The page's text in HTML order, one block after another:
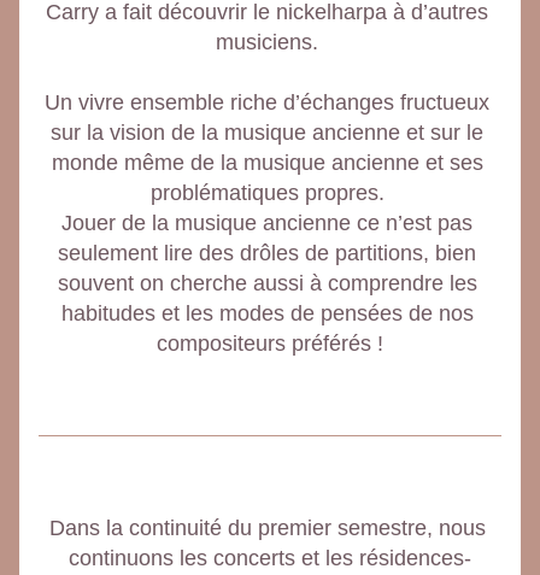
Carry a fait découvrir le nickelharpa à d’autres
musiciens.
Un vivre ensemble riche d’échanges fructueux
sur la vision de la musique ancienne et sur le
monde même de la musique ancienne et ses
problématiques propres.
Jouer de la musique ancienne ce n’est pas
seulement lire des drôles de partitions, bien
souvent on cherche aussi à comprendre les
habitudes et les modes de pensées de nos
compositeurs préférés !
Dans la continuité du premier semestre, nous
continuons les concerts et les résidences-